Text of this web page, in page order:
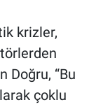
krizler,
Doğru, “Bu
çoklu